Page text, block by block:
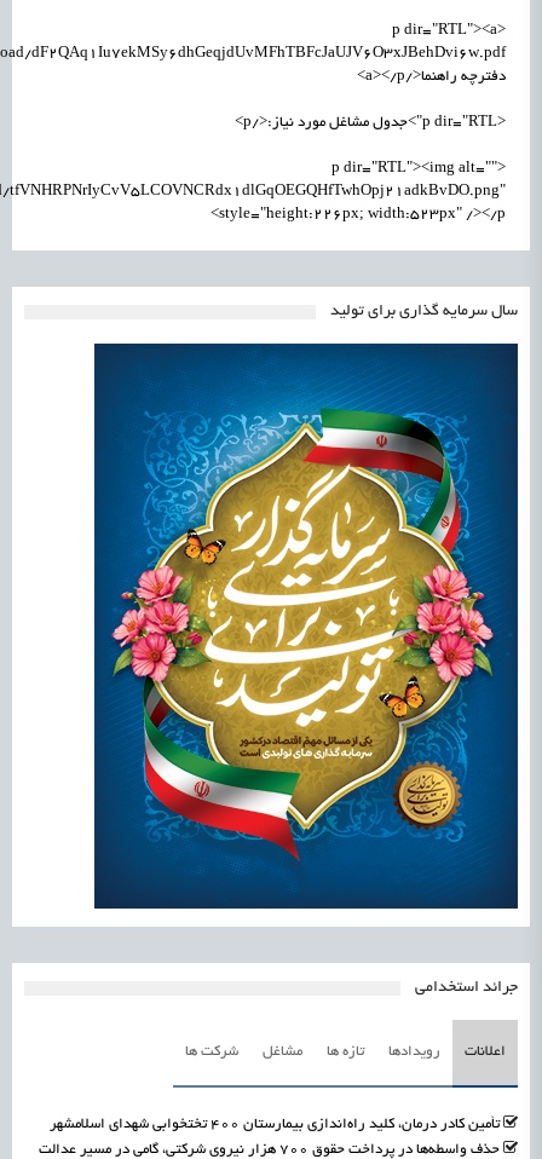
<p dir="RTL"><a
دفترچه راهنما</a></p>
<p dir="RTL">جدول مشاغل مورد نیاز:</p>
<p dir="RTL"><img alt=""
style="height:226px; width:523px" /></p>
سال سرمایه گذاری برای تولید
جرائد استخدامی
اعلانات رویدادها تازه ها مشاغل شرکت ها
تأمین کادر درمان، کلید راه‌اندازی بیمارستان ۴۰۰ تختخوابی شهدای اسلامشهر
حذف واسطه‌ها در پرداخت حقوق ۷۰۰ هزار نیروی شرکتی، گامی در مسیر عدالت